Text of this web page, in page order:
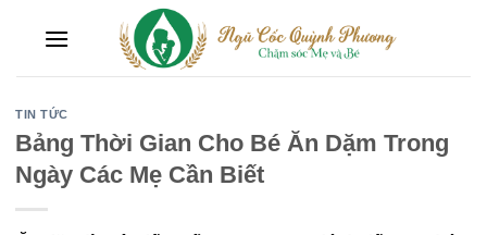
TIN TỨC
Bảng Thời Gian Cho Bé Ăn Dặm Trong
Ngày Các Mẹ Cần Biết